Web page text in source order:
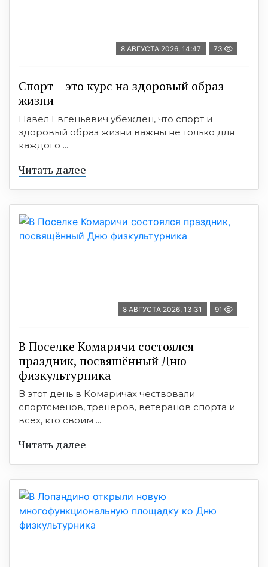
8 АВГУСТА 2026, 14:47 73
Спорт – это курс на здоровый образ
жизни
Павел Евгеньевич убеждён, что спорт и
здоровый образ жизни важны не только для
каждого ...
Читать далее
8 АВГУСТА 2026, 13:31 91
В Поселке Комаричи состоялся
праздник, посвящённый Дню
физкультурника
В этот день в Комаричах чествовали
спортсменов, тренеров, ветеранов спорта и
всех, кто своим ...
Читать далее